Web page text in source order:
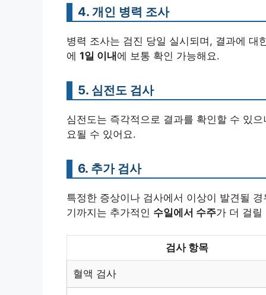
4. 개인 병력 조사
병력 조사는 검진 당일 실시되며, 결과에 대
에 1일 이내에 보통 확인 가능해요.
5. 심전도 검사
심전도는 즉각적으로 결과를 확인할 수 있
요될 수 있어요.
6. 추가 검사
특정한 증상이나 검사에서 이상이 발견될
기까지는 추가적인 수일에서 수주가 더 걸릴
검사 항목
혈액 검사